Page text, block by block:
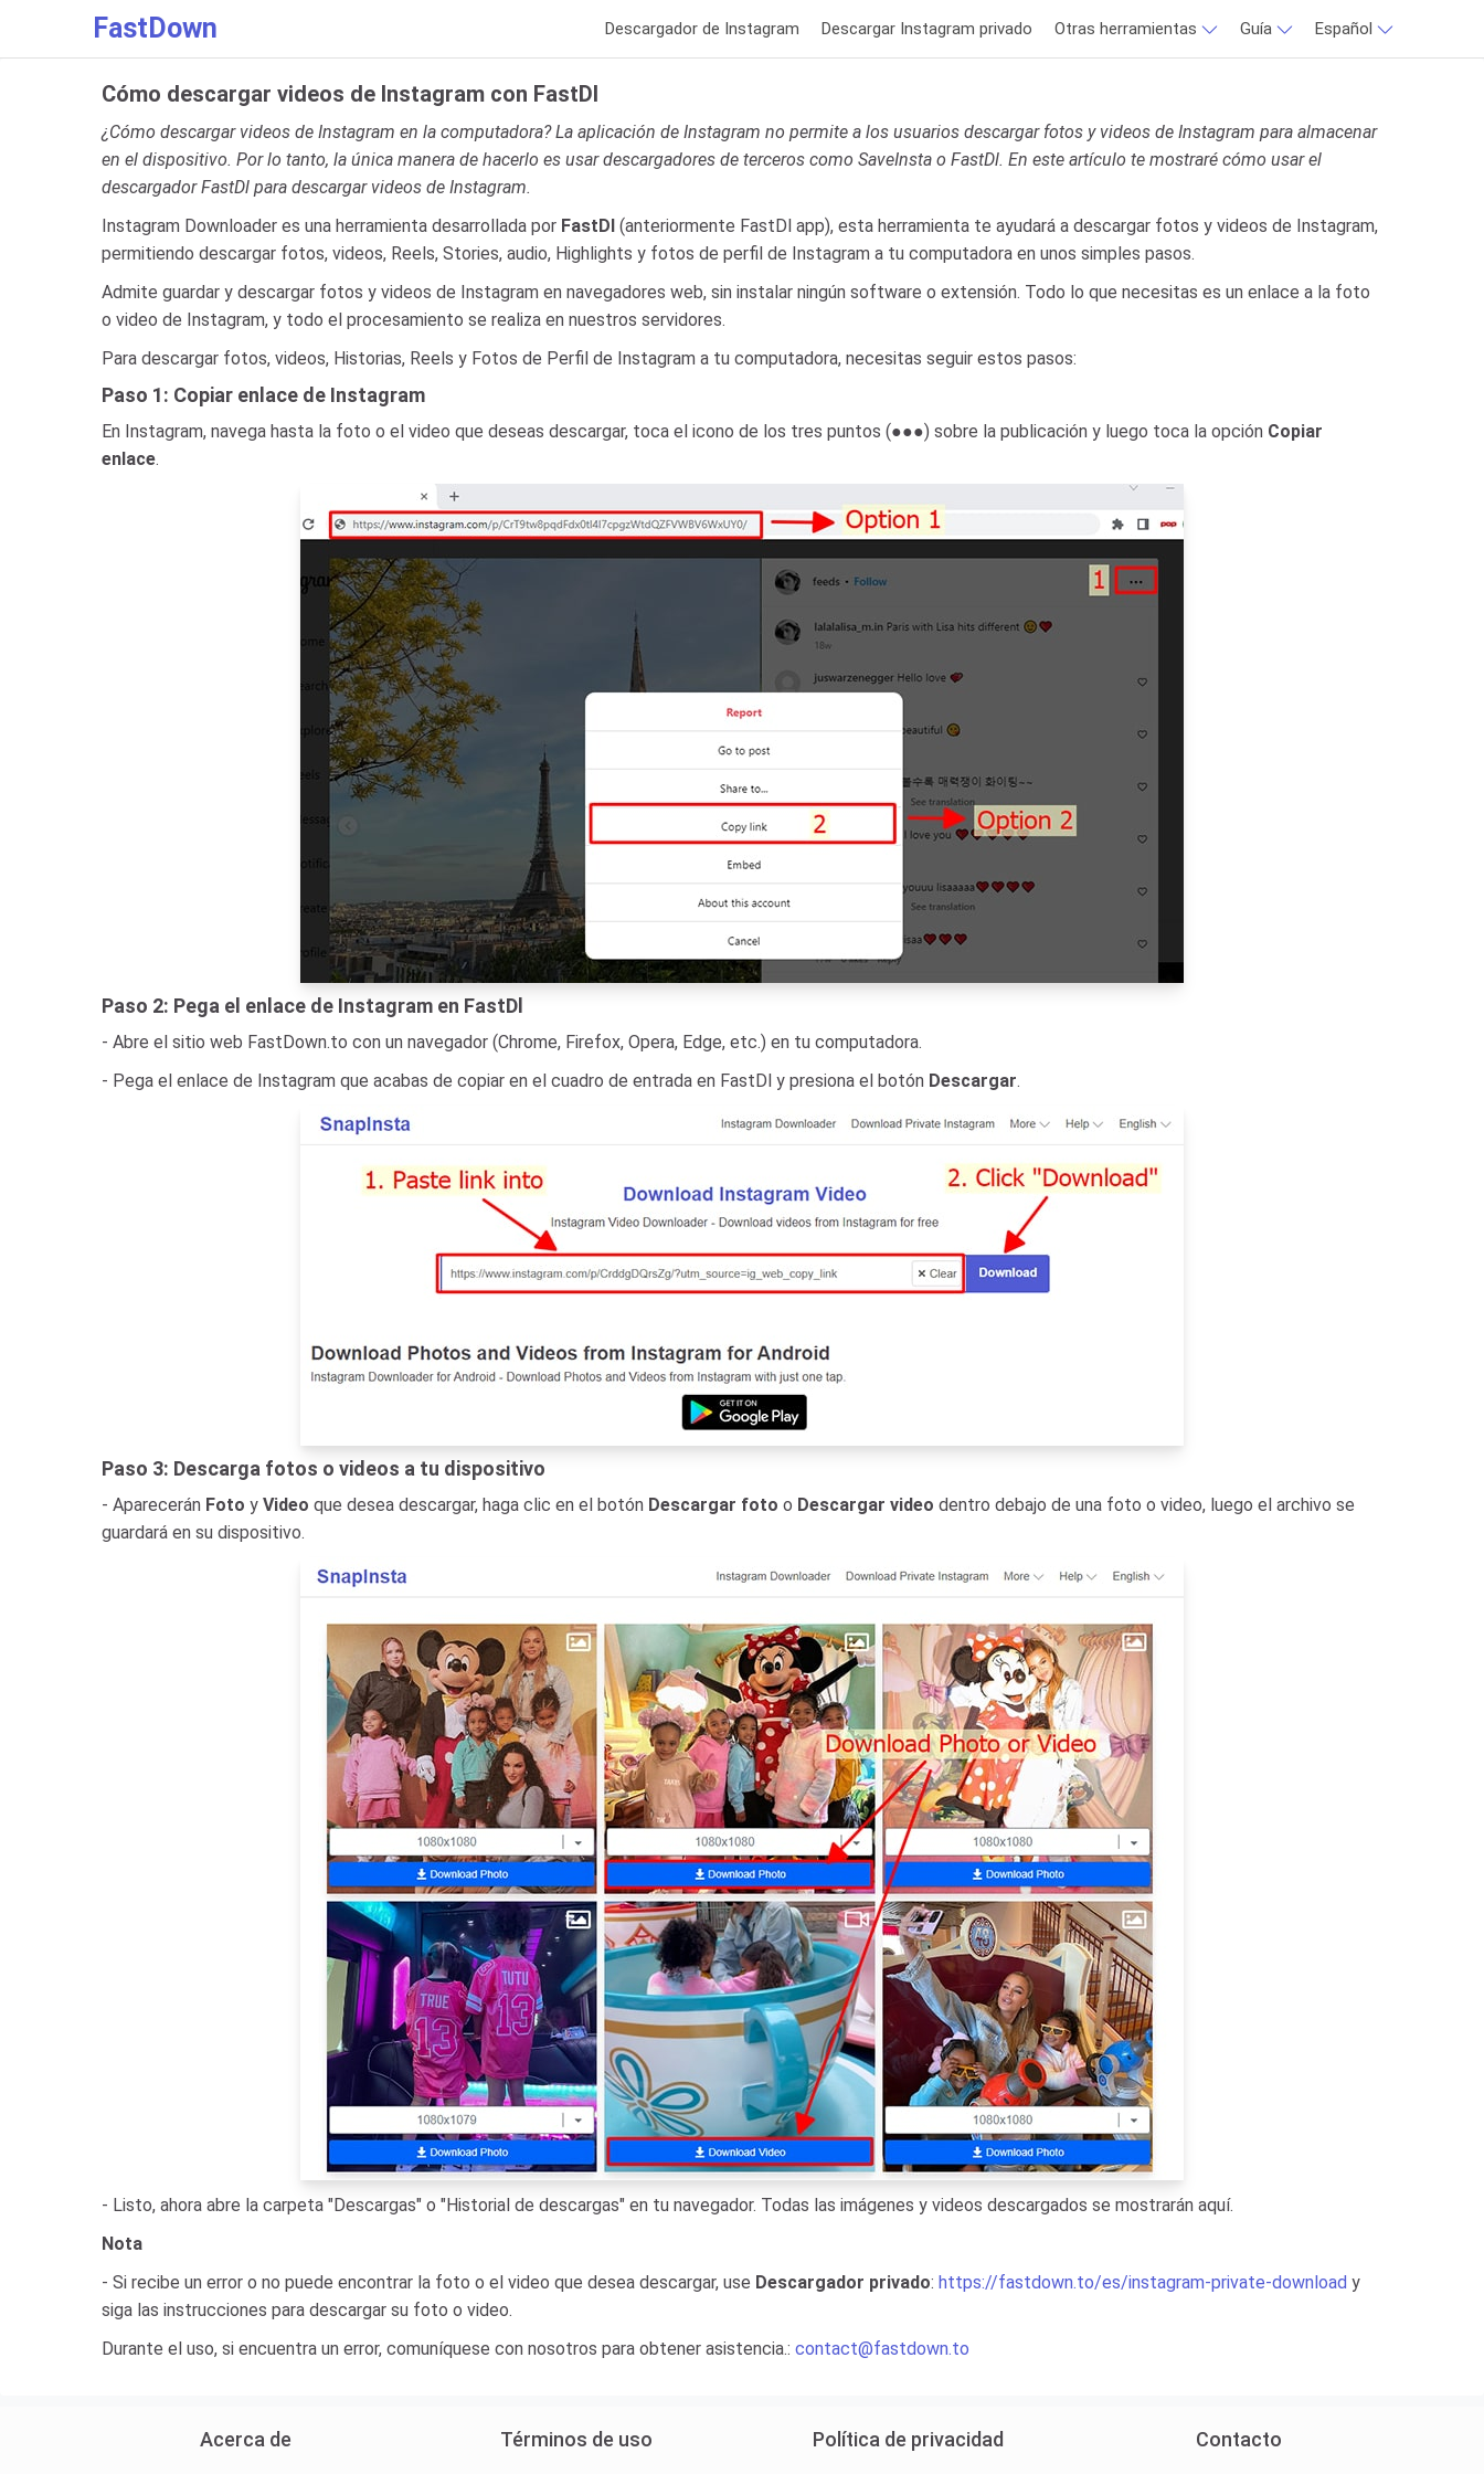
FastDown Descargador de Instagram Descargar Instagram privado Otras herramientas Guía Español
Cómo descargar videos de Instagram con FastDl
¿Cómo descargar videos de Instagram en la computadora? La aplicación de Instagram no permite a los usuarios descargar fotos y videos de Instagram para almacenar
en el dispositivo. Por lo tanto, la única manera de hacerlo es usar descargadores de terceros como SaveInsta o FastDl. En este artículo te mostraré cómo usar el
descargador FastDl para descargar videos de Instagram.
Instagram Downloader es una herramienta desarrollada por FastDl (anteriormente FastDl app), esta herramienta te ayudará a descargar fotos y videos de Instagram,
permitiendo descargar fotos, videos, Reels, Stories, audio, Highlights y fotos de perfil de Instagram a tu computadora en unos simples pasos.
Admite guardar y descargar fotos y videos de Instagram en navegadores web, sin instalar ningún software o extensión. Todo lo que necesitas es un enlace a la foto
o video de Instagram, y todo el procesamiento se realiza en nuestros servidores.
Para descargar fotos, videos, Historias, Reels y Fotos de Perfil de Instagram a tu computadora, necesitas seguir estos pasos:
Paso 1: Copiar enlace de Instagram
En Instagram, navega hasta la foto o el video que deseas descargar, toca el icono de los tres puntos (●●●) sobre la publicación y luego toca la opción Copiar
enlace.
Paso 2: Pega el enlace de Instagram en FastDl
- Abre el sitio web FastDown.to con un navegador (Chrome, Firefox, Opera, Edge, etc.) en tu computadora.
- Pega el enlace de Instagram que acabas de copiar en el cuadro de entrada en FastDl y presiona el botón Descargar.
Paso 3: Descarga fotos o videos a tu dispositivo
- Aparecerán Foto y Video que desea descargar, haga clic en el botón Descargar foto o Descargar video dentro debajo de una foto o video, luego el archivo se
guardará en su dispositivo.
- Listo, ahora abre la carpeta "Descargas" o "Historial de descargas" en tu navegador. Todas las imágenes y videos descargados se mostrarán aquí.
Nota
- Si recibe un error o no puede encontrar la foto o el video que desea descargar, use Descargador privado: https://fastdown.to/es/instagram-private-download y
siga las instrucciones para descargar su foto o video.
Durante el uso, si encuentra un error, comuníquese con nosotros para obtener asistencia.: contact@fastdown.to
Acerca de Términos de uso Política de privacidad Contacto